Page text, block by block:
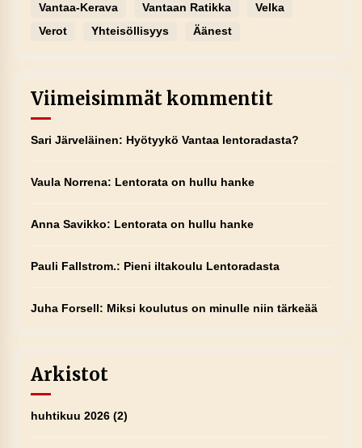
Vantaa-Kerava
Vantaan Ratikka
Velka
Verot
Yhteisöllisyys Äänest
Viimeisimmät kommentit
Sari Järveläinen: Hyötyykö Vantaa lentoradasta?
Vaula Norrena: Lentorata on hullu hanke
Anna Savikko: Lentorata on hullu hanke
Pauli Fallstrom.: Pieni iltakoulu Lentoradasta
Juha Forsell: Miksi koulutus on minulle niin tärkeää
Arkistot
huhtikuu 2026(2)